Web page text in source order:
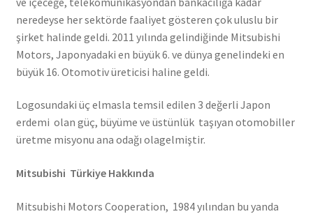
neredeyse her sektörde faaliyet gösteren çok uluslu bir
şirket halinde geldi. 2011 yılında gelindiğinde Mitsubishi
Motors, Japonyadaki en büyük 6. ve dünya genelindeki en
büyük 16. Otomotiv üreticisi haline geldi.
Logosundaki üç elmasla temsil edilen 3 değerli Japon
erdemi olan güç, büyüme ve üstünlük taşıyan otomobiller
üretme misyonu ana odağı olagelmiştir.
Mitsubishi Türkiye Hakkında
Mitsubishi Motors Cooperation, 1984 yılından bu yanda